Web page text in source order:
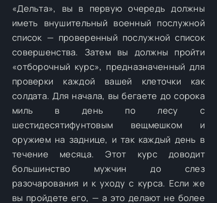
«Дельта», вы в первую очередь должны
иметь внушительный военный послужной
список — проверенный послужной список
совершенства. Затем вы должны пройти
«отборочный курс», предназначенный для
проверки каждой вашей клеточки как
солдата. Для начала, вы бегаете до сорока
миль в день по лесу с
шестидесятифунтовым вещмешком и
оружием на заднице, и так каждый день в
течение месяца. Этот курс доводит
большинство мужчин до слез
разочарования и к уходу с курса. Если же
вы пройдете его, — а это делают не более